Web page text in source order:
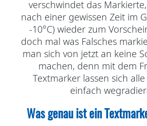
verschwindet das
nach einer gewissen Zeit im
-10°C) wieder zum
doch mal was Falsches
man sich von jetzt an keine
machen, denn mit dem
Textmarker lassen sich
einfach
Was genau ist ein